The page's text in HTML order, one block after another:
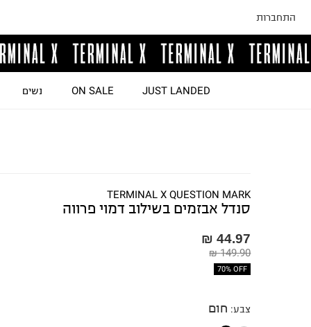
התחברות
JUST LANDED
ON SALE נשים
TERMINAL X QUESTION MARK
סנדל אבזמים בשילוב דמוי פרווה
44.97 ₪
149.90 ₪
70% OFF
צבע: חום